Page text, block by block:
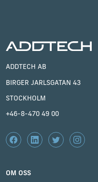
ADDTECH AB
BIRGER JARLSGATAN 43
STOCKHOLM
+46-8-470 49 00
OM OSS